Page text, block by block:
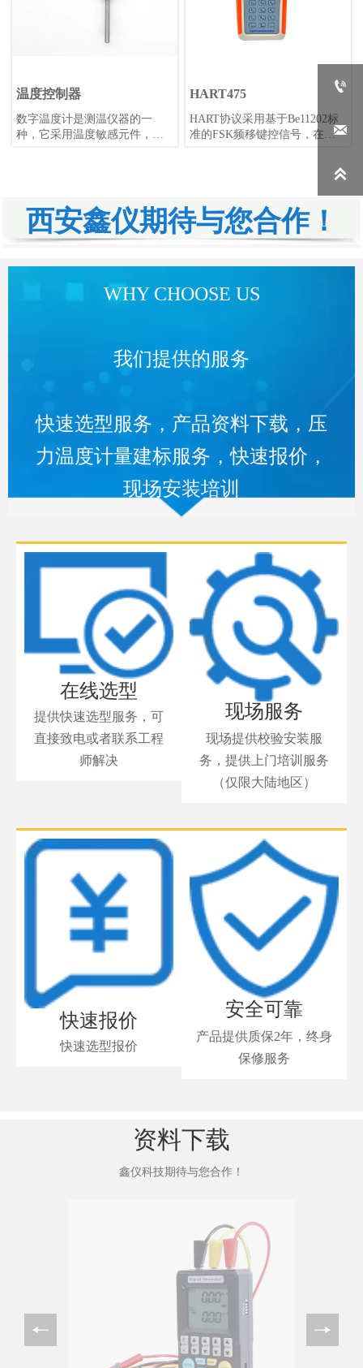
温度控制器
数字温度计是测温仪器的一
种，它采用温度敏感元件，如
数转换电路即AD转换电路将模
拟信号转换为数字信号，再由
处理单元如单片机或PC机等进
确度高、稳定性好、适用范围
广等优点，广泛应用于各类工
HART475
HART协议采用基于Be11202标
准的FSK频移键控信号，在低
度为0.5mA的音频数字信号进行
双向数字通讯，数据传输率为
西安鑫仪期待与您合作！
WHY CHOOSE US
我们提供的服务
快速选型服务，产品资料下载，压
力温度计量建标服务，快速报价，
现场安装培训
在线选型
提供快速选型服务，可
直接致电或者联系工程
师解决
现场服务
现场提供校验安装服
务，提供上门培训服务
（仅限大陆地区）
快速报价
快速选型报价
安全可靠
产品提供质保2年，终身
保修服务
资料下载
鑫仪科技期待与您合作！


